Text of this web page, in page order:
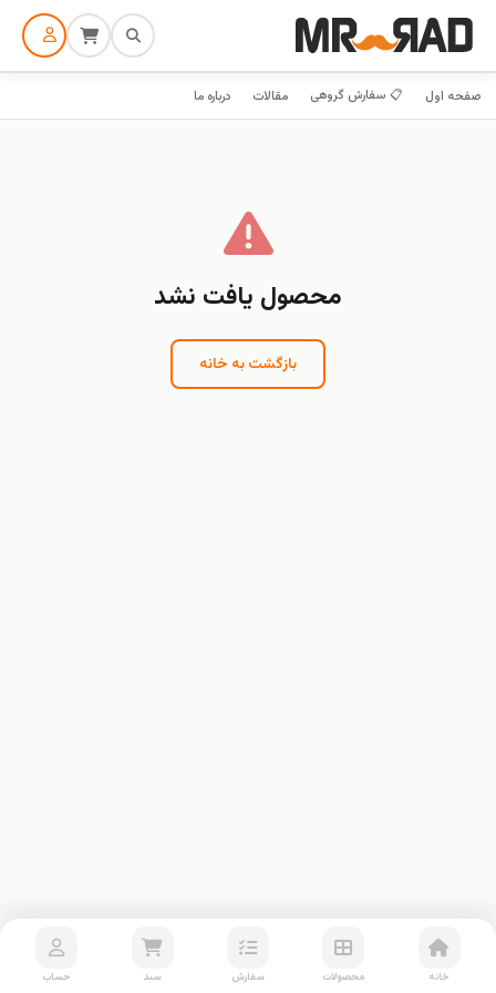
صفحه اول 📋 سفارش گروهی مقالات درباره ما
محصول یافت نشد
بازگشت به خانه
خانه محصولات سفارش سبد حساب